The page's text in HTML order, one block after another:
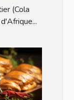
(Cola